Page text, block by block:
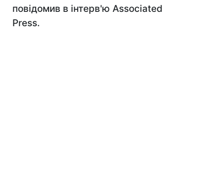
повідомив в інтерв'ю Associated
Press.